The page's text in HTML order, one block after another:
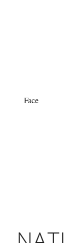
Face